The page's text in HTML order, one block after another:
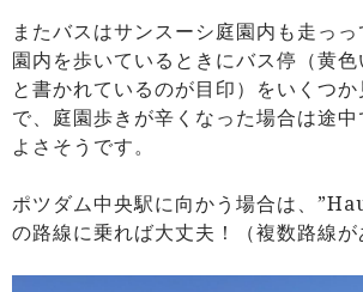
またバスはサンスーシ庭園内も走っ
園内を歩いているときにバス停（黄色
と書かれているのが目印）をいくつ
で、庭園歩きが辛くなった場合は途
よさそうです。
ポツダム中央駅に向かう場合は、
の路線に乗れば大丈夫！（複数路線が